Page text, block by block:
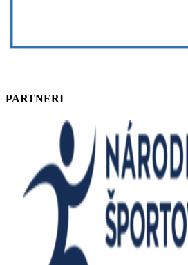
PARTNERI